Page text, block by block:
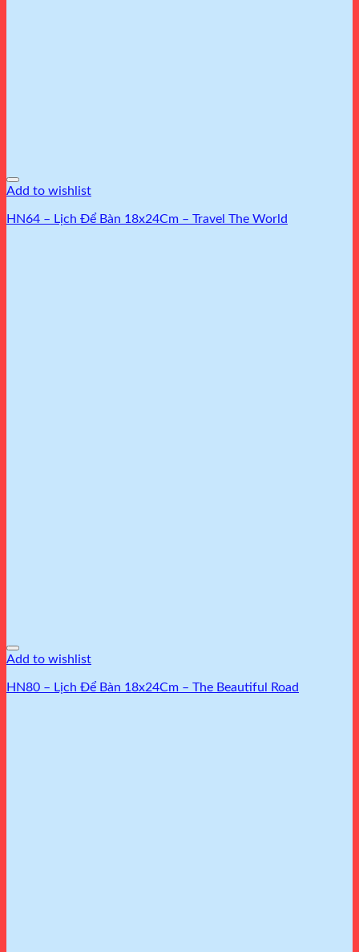
Add to wishlist
HN64 – Lịch Để Bàn 18x24Cm – Travel The World
Add to wishlist
HN80 – Lịch Để Bàn 18x24Cm – The Beautiful Road